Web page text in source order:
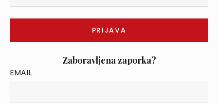
Zaboravljena zaporka?
EMAIL